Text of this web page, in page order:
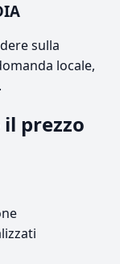
sulla
locale,
prezzo